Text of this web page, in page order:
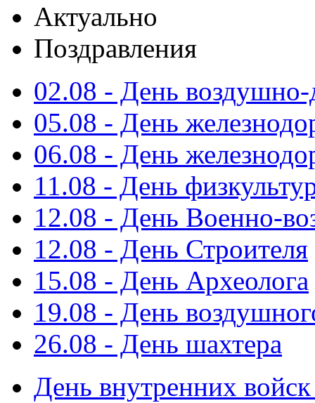
Актуально
Поздравления
02.08 - День воздушно-
05.08 - День
06.08 - День
11.08 - День
12.08 - День Военно-
12.08 - День Строителя
15.08 - День Археолога
19.08 - День
26.08 - День шахтера
День внутренних